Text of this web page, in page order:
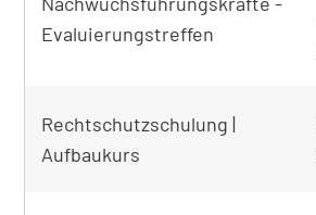
Evaluierungstreffen
Rechtschutzschulung |
Aufbaukurs